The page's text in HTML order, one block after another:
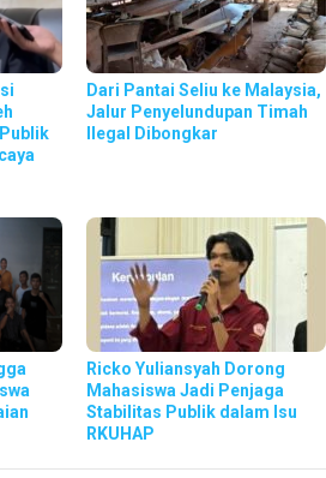
Dari Pantai Seliu ke Malaysia,
Jalur Penyelundupan Timah
Ilegal Dibongkar
Ricko Yuliansyah Dorong
Mahasiswa Jadi Penjaga
Stabilitas Publik dalam Isu
RKUHAP